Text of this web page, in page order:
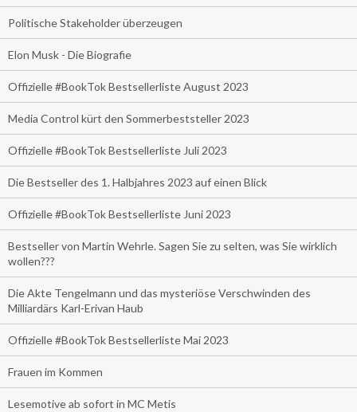
Politische Stakeholder überzeugen
Elon Musk - Die Biografie
Offizielle #BookTok Bestsellerliste August 2023
Media Control kürt den Sommerbeststeller 2023
Offizielle #BookTok Bestsellerliste Juli 2023
Die Bestseller des 1. Halbjahres 2023 auf einen Blick
Offizielle #BookTok Bestsellerliste Juni 2023
Bestseller von Martin Wehrle. Sagen Sie zu selten, was Sie wirklich
wollen???
Die Akte Tengelmann und das mysteriöse Verschwinden des
Milliardärs Karl-Erivan Haub
Offizielle #BookTok Bestsellerliste Mai 2023
Frauen im Kommen
Lesemotive ab sofort in MC Metis